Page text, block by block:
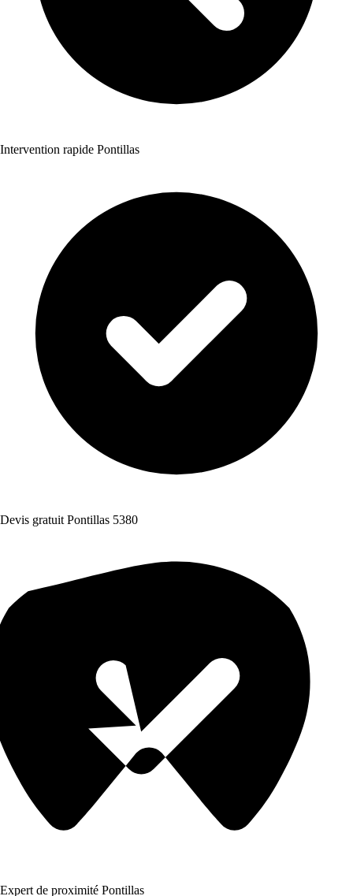
Intervention rapide Pontillas
Devis gratuit Pontillas 5380
Expert de proximité Pontillas